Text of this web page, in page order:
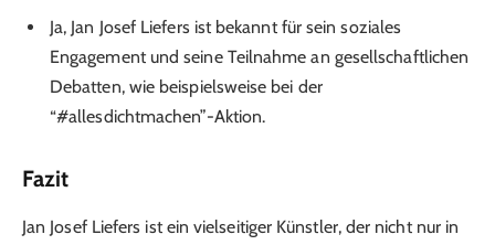
Ja, Jan Josef Liefers ist bekannt für sein soziales
Engagement und seine Teilnahme an gesellschaftlichen
Debatten, wie beispielsweise bei der
“#allesdichtmachen”-Aktion.
Fazit
Jan Josef Liefers ist ein vielseitiger Künstler, der nicht nur in